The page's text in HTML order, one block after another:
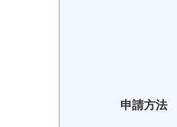
申請方法